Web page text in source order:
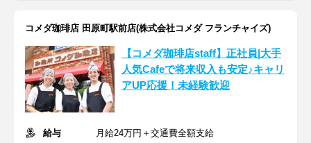
コメダ珈琲店 田原町駅前店(株式会社コメダ フランチャイズ)
【コメダ珈琲店staff】正社員|大手
人気Cafeで将来収入も安定♪キャリ
アUP応援！未経験歓迎
給与
月給24万円＋交通費全額支給